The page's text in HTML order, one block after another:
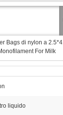
Bags di nylon a
For Milk
liquido